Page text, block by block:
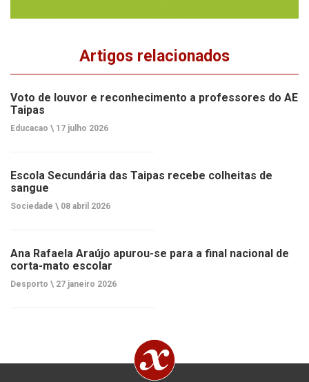
Artigos relacionados
Voto de louvor e reconhecimento a professores do AE
Taipas
Educacao \ 17 julho 2026
Escola Secundária das Taipas recebe colheitas de
sangue
Sociedade \ 08 abril 2026
Ana Rafaela Araújo apurou-se para a final nacional de
corta-mato escolar
Desporto \ 27 janeiro 2026